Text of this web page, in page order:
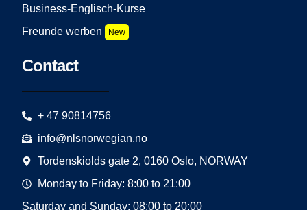
Business-Englisch-Kurse
Freunde werben
New
Contact
+ 47 90814756
info@nlsnorwegian.no
Tordenskiolds gate 2, 0160 Oslo, NORWAY
Monday to Friday: 8:00 to 21:00
Saturday and Sunday: 08:00 to 20:00